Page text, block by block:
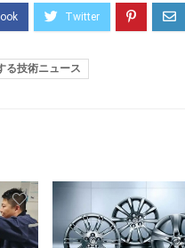
る技術ニュース